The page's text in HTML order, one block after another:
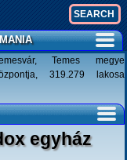
Temes megye
319.279 lakosa
egyház